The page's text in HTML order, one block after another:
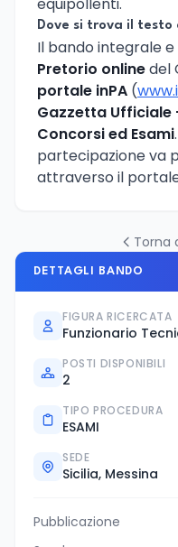
equipollenti.
Dove si trova il testo
Il bando integrale
Pretorio onlinedel
portale inPA (
Gazzetta Ufficiale
Concorsi ed Esami
partecipazione va
attraverso il
Torna
DETTAGLI BANDO
FIGURA RICERCATA
Funzionario
POSTI DISPONIBILI
2
TIPO PROCEDURA
ESAMI
SEDE
Sicilia, Messina
Pubblicazione